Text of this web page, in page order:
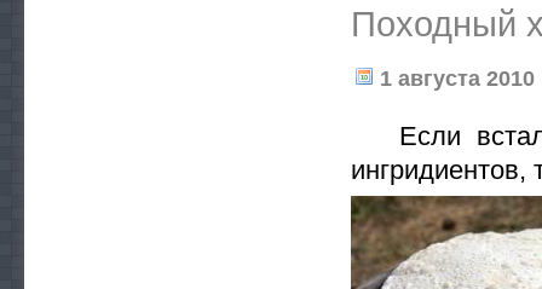
Походный
1 августа 2010
Если встал